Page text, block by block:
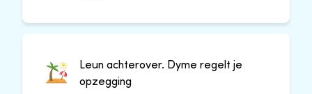
Leun achterover. Dyme regelt je
opzegging